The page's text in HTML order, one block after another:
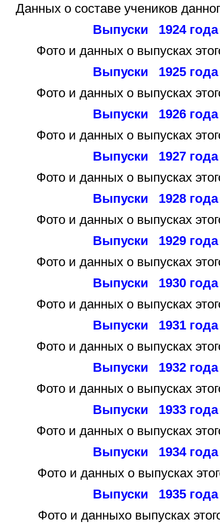
Данных о составе учеников
Выпуски 1924 года
Фото и данныхо выпусках
Выпуски 1925 года
Фото и данныхо выпусках
Выпуски 1926 года
Фото и данныхо выпусках
Выпуски 1927 года
Фото и данныхо выпусках
Выпуски 1928 года
Фото и данныхо выпусках
Выпуски 1929 года
Фото и данныхо выпусках
Выпуски 1930 года
Фото и данныхо выпусках
Выпуски 1931 года
Фото и данныхо выпусках
Выпуски 1932 года
Фото и данныхо выпусках
Выпуски 1933 года
Фото и данныхо выпусках
Выпуски 1934 года
Фото и данных о выпусках
Выпуски 1935 года
Фото и данныхо выпусках